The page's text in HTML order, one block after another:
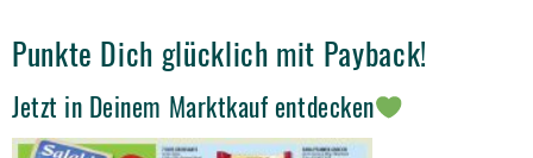
Punkte Dich glücklich mit Payback!
Jetzt in Deinem Marktkauf entdecken